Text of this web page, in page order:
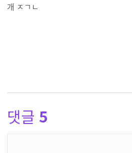
개 ㅈㄱㄴ
댓글 5